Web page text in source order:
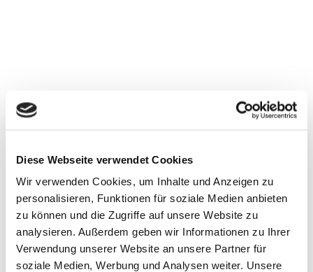
Diese Webseite verwendet Cookies
Wir verwenden Cookies, um Inhalte und Anzeigen zu
personalisieren, Funktionen für soziale Medien anbieten
zu können und die Zugriffe auf unsere Website zu
analysieren. Außerdem geben wir Informationen zu Ihrer
Verwendung unserer Website an unsere Partner für
soziale Medien, Werbung und Analysen weiter. Unsere
Welcher Ort wäre besser für eine Einkehr geeignet als ein Kloster?
Deswegen habe ich auf dem ersten Teil meiner Rucksacktour durch
unseren Kreis Viersen in der Abtei Mariendonk in der Gemeinde
Grefrath übernachtet.